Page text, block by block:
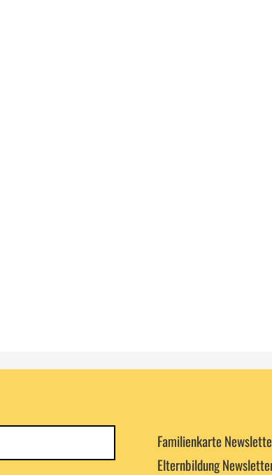
Newsletterkategorie
abonnieren
Familienkarte
Elternbildung